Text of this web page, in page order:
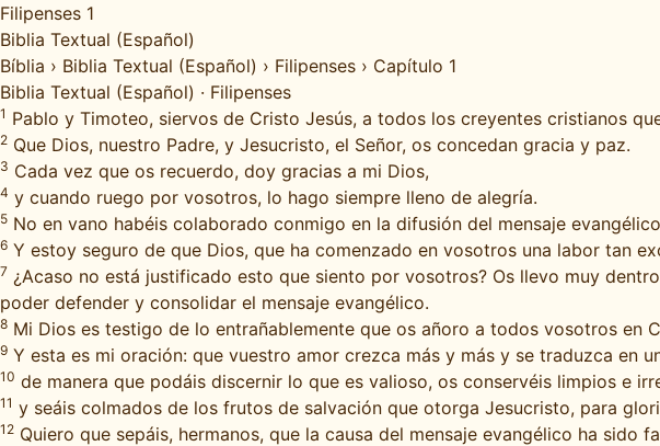
Filipenses 1
Biblia Textual (Español)
Bíblia › Biblia Textual (Español) › Filipenses › Capítulo 1
Biblia Textual (Español) · Filipenses
1 Pablo y Timoteo, siervos de Cristo Jesús, a todos los creyentes cristianos
2 Que Dios, nuestro Padre, y Jesucristo, el Señor, os concedan gracia y paz.
3 Cada vez que os recuerdo, doy gracias a mi Dios,
4 y cuando ruego por vosotros, lo hago siempre lleno de alegría.
5 No en vano habéis colaborado conmigo en la difusión del mensaje
6 Y estoy seguro de que Dios, que ha comenzado en vosotros una labor tan
7 ¿Acaso no está justificado esto que siento por vosotros? Os llevo muy
poder defender y consolidar el mensaje evangélico.
8 Mi Dios es testigo de lo entrañablemente que os añoro a todos vosotros en
9 Y esta es mi oración: que vuestro amor crezca más y más y se traduzca en
10 de manera que podáis discernir lo que es valioso, os conservéis limpios e
11 y seáis colmados de los frutos de salvación que otorga Jesucristo, para
12 Quiero que sepáis, hermanos, que la causa del mensaje evangélico ha sido